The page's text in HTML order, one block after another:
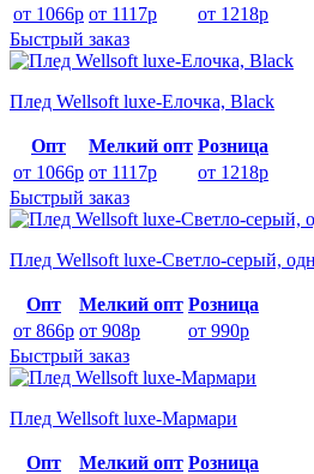
от 1066р от 1117р
от 1218р
Быстрый заказ
Плед Wellsoft luxe-Елочка, Black
Опт Мелкий опт Розница
от 1066р от 1117р
от 1218р
Быстрый заказ
Плед Wellsoft luxe-Светло-серый,
Опт Мелкий опт Розница
от 866р от 908р
от 990р
Быстрый заказ
Плед Wellsoft luxe-Мармари
Опт Мелкий опт Розница